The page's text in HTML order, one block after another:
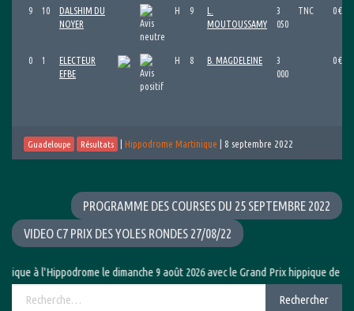
9 10
DALSHIM DU
NOYER
H 9
L.
MOUTOUSSAMY
3
050
TNC 0 €
0 1
ELECTEUR
EFBE
H 8 B. MAGDELEINE
3
000
0 €
Guadeloupe Résultats | Hippodrome Martinique | 8 septembre 2022
PROGRAMME DES COURSES DU 25 SEPTEMBRE 2022
VIDEO C7 PRIX DES YOLES RONDES 27/08/22
le dimanche 9 août 2026 avec le Grand Prix hippique de la Ville du
Rechercher